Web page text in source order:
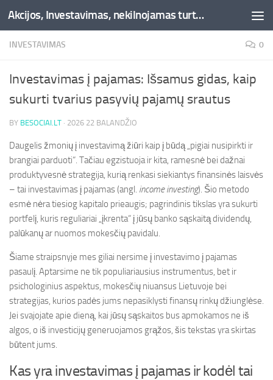
Skip to content Akcijos, Investavimas, nekilnojamas turtas, kriptovaliutos - Besociai.lt
INVESTAVIMAS 0
Investavimas į pajamas: Išsamus gidas, kaip
sukurti tvarius pasyvių pajamų srautus
BY BESOCIAI.LT · 2026 22 BALANDŽIO
Daugelis žmonių į investavimą žiūri kaip į būdą „pigiai nusipirkti ir
brangiai parduoti“. Tačiau egzistuoja ir kita, ramesnė bei dažnai
produktyvesnė strategija, kurią renkasi siekiantys finansinės laisvės
– tai investavimas į pajamas (angl. income investing). Šio metodo
esmė nėra tiesiog kapitalo prieaugis; pagrindinis tikslas yra sukurti
portfelį, kuris reguliariai „įkrenta“ į jūsų banko sąskaitą dividendų,
palūkanų ar nuomos mokesčių pavidalu.
Šiame straipsnyje mes giliai nersime į investavimo į pajamas
pasaulį. Aptarsime ne tik populiariausius instrumentus, bet ir
psichologinius aspektus, mokesčių niuansus Lietuvoje bei
strategijas, kurios padės jums nepasiklysti finansų rinkų džiunglėse.
Jei svajojate apie dieną, kai jūsų sąskaitos bus apmokamos ne iš
algos, o iš investicijų generuojamos grąžos, šis tekstas yra skirtas
būtent jums.
Kas yra investavimas į pajamas ir kodėl tai